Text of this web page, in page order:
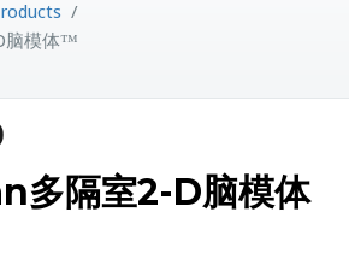
/
脑模体™
多隔室2-D脑模体